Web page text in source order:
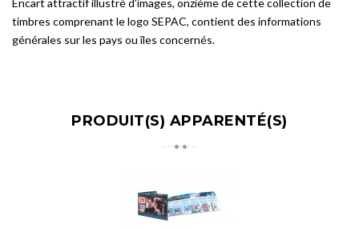
Encart attractif illustré d'images, onzième de cette collection de
timbres comprenant le logo SEPAC, contient des informations
générales sur les pays ou îles concernés.
PRODUIT(S) APPARENTÉ(S)